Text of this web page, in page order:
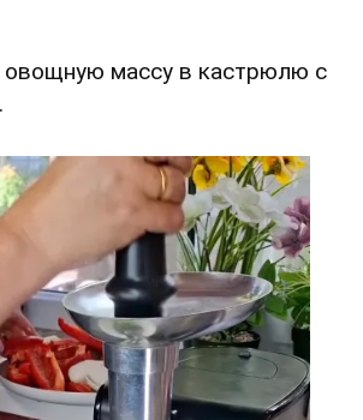
овощную массу в кастрюлю с